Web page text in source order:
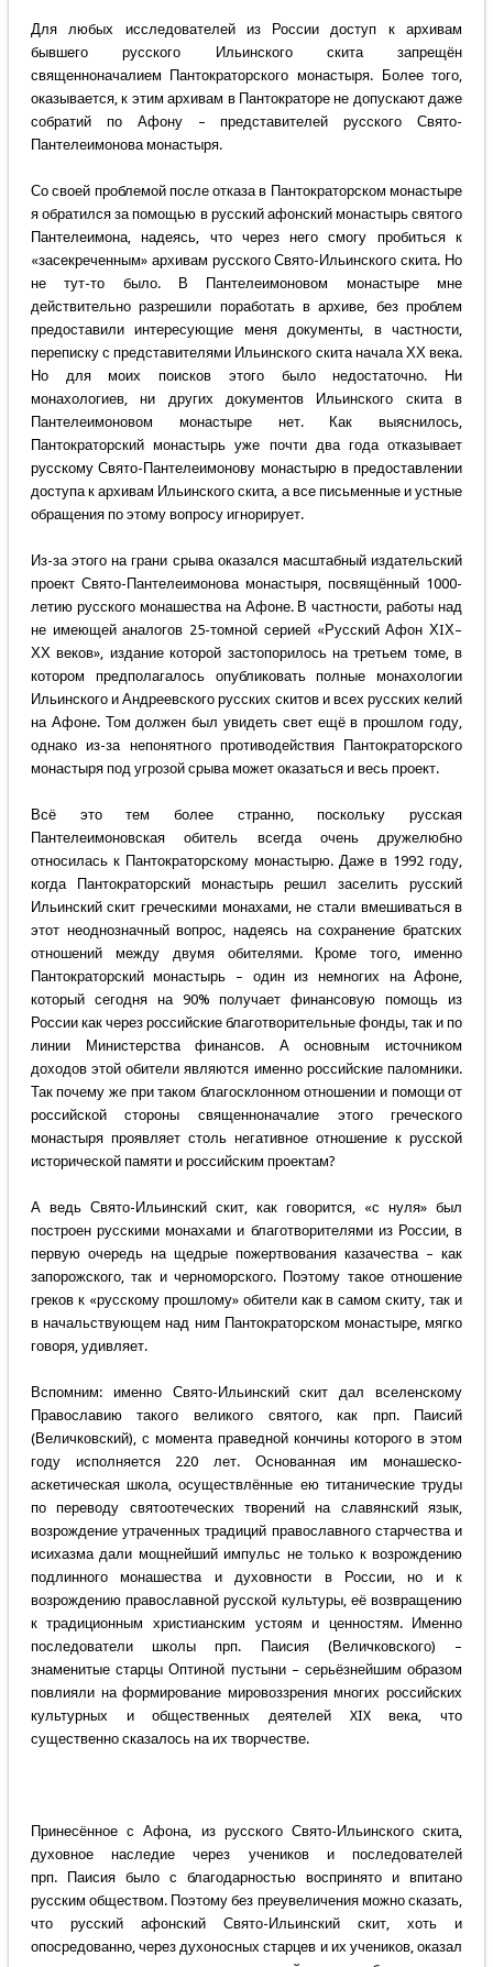
Для любых исследователей из России доступ к архивам
бывшего русского Ильинского скита запрещён
священноначалием Пантократорского монастыря. Более того,
оказывается, к этим архивам в Пантократоре не допускают даже
собратий по Афону – представителей русского Свято-
Пантелеимонова монастыря.
Со своей проблемой после отказа в Пантократорском монастыре
я обратился за помощью в русский афонский монастырь святого
Пантелеимона, надеясь, что через него смогу пробиться к
«засекреченным» архивам русского Свято-Ильинского скита. Но
не тут-то было. В Пантелеимоновом монастыре мне
действительно разрешили поработать в архиве, без проблем
предоставили интересующие меня документы, в частности,
переписку с представителями Ильинского скита начала ХХ века.
Но для моих поисков этого было недостаточно. Ни
монахологиев, ни других документов Ильинского скита в
Пантелеимоновом монастыре нет. Как выяснилось,
Пантократорский монастырь уже почти два года отказывает
русскому Свято-Пантелеимонову монастырю в предоставлении
доступа к архивам Ильинского скита, а все письменные и устные
обращения по этому вопросу игнорирует.
Из-за этого на грани срыва оказался масштабный издательский
проект Свято-Пантелеимонова монастыря, посвящённый 1000-
летию русского монашества на Афоне. В частности, работы над
не имеющей аналогов 25-томной серией «Русский Афон ХIХ–
ХХ веков», издание которой застопорилось на третьем томе, в
котором предполагалось опубликовать полные монахологии
Ильинского и Андреевского русских скитов и всех русских келий
на Афоне. Том должен был увидеть свет ещё в прошлом году,
однако из-за непонятного противодействия Пантократорского
монастыря под угрозой срыва может оказаться и весь проект.
Всё это тем более странно, поскольку русская
Пантелеимоновская обитель всегда очень дружелюбно
относилась к Пантократорскому монастырю. Даже в 1992 году,
когда Пантократорский монастырь решил заселить русский
Ильинский скит греческими монахами, не стали вмешиваться в
этот неоднозначный вопрос, надеясь на сохранение братских
отношений между двумя обителями. Кроме того, именно
Пантократорский монастырь – один из немногих на Афоне,
который сегодня на 90% получает финансовую помощь из
России как через российские благотворительные фонды, так и по
линии Министерства финансов. А основным источником
доходов этой обители являются именно российские паломники.
Так почему же при таком благосклонном отношении и помощи от
российской стороны священноначалие этого греческого
монастыря проявляет столь негативное отношение к русской
исторической памяти и российским проектам?
А ведь Свято-Ильинский скит, как говорится, «с нуля» был
построен русскими монахами и благотворителями из России, в
первую очередь на щедрые пожертвования казачества – как
запорожского, так и черноморского. Поэтому такое отношение
греков к «русскому прошлому» обители как в самом скиту, так и
в начальствующем над ним Пантократорском монастыре, мягко
говоря, удивляет.
Вспомним: именно Свято-Ильинский скит дал вселенскому
Православию такого великого святого, как прп. Паисий
(Величковский), с момента праведной кончины которого в этом
году исполняется 220 лет. Основанная им монашеско-
аскетическая школа, осуществлённые ею титанические труды
по переводу святоотеческих творений на славянский язык,
возрождение утраченных традиций православного старчества и
исихазма дали мощнейший импульс не только к возрождению
подлинного монашества и духовности в России, но и к
возрождению православной русской культуры, её возвращению
к традиционным христианским устоям и ценностям. Именно
последователи школы прп. Паисия (Величковского) –
знаменитые старцы Оптиной пустыни – серьёзнейшим образом
повлияли на формирование мировоззрения многих российских
культурных и общественных деятелей XIX века, что
существенно сказалось на их творчестве.
Принесённое с Афона, из русского Свято-Ильинского скита,
духовное наследие через учеников и последователей
прп. Паисия было с благодарностью воспринято и впитано
русским обществом. Поэтому без преувеличения можно сказать,
что русский афонский Свято-Ильинский скит, хоть и
опосредованно, через духоносных старцев и их учеников, оказал